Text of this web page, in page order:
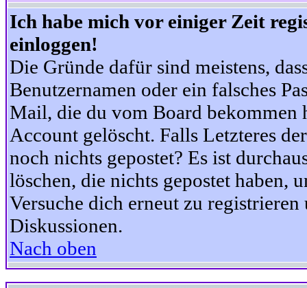
Ich habe mich vor einiger Zeit
einloggen!
Die Gründe dafür sind meistens,
Benutzernamen oder ein falsches
Mail, die du vom Board bekommen
Account gelöscht. Falls Letzteres
noch nichts gepostet? Es ist
löschen, die nichts gepostet haben,
Versuche dich erneut zu
Diskussionen.
Nach oben